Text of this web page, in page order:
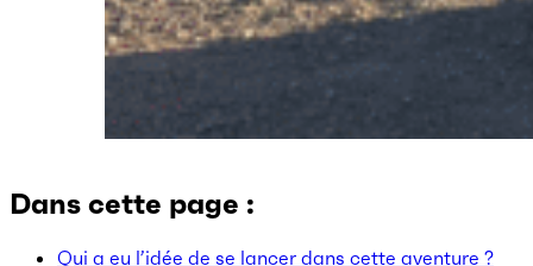
Dans cette page :
Qui a eu l’idée de se lancer dans cette aventure ?